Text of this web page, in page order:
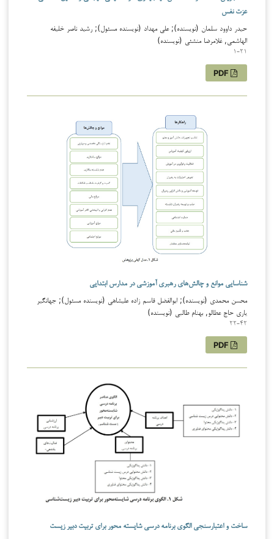
عزت نفس
حیدر داوود سلمان (نویسنده); علی مهداد (نویسنده مسئول); رشید ناصر خلیفه
الهاشمی, غلامرضا منشئی (نویسنده)
1-21
شناسایی موانع و چالش‌های رهبری آموزشی در مدارس ابتدایی
محسن محمدی (نویسنده); ابوالفضل قاسم زاده علیشاهی (نویسنده مسئول); جهانگیر
یاری حاج عطالو, بهنام طالبی (نویسنده)
22-42
ساخت و اعتبارسنجی الگوی برنامه­ درسی شایسته محور برای تربیت دبیر زیست